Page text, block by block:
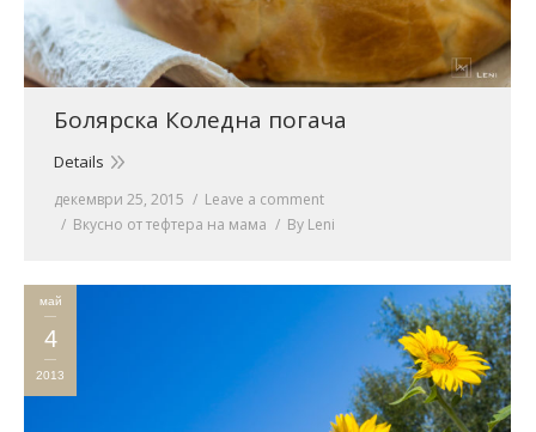
Болярска Коледна погача
Details
декември 25, 2015
Leave a comment
Вкусно от тефтера на мама
By Leni
май
4
2013